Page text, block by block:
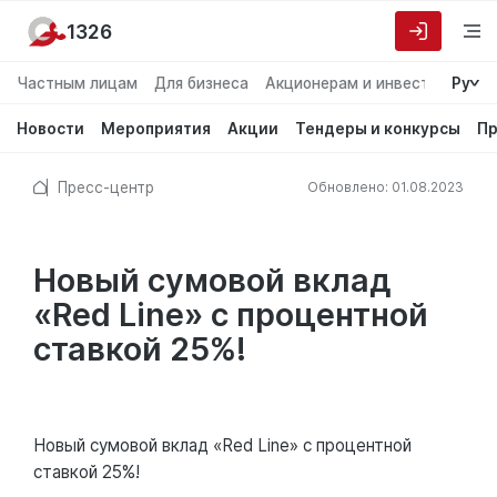
Частным лицам Для бизнеса Акционерам и инвесторам
Ру
Новости Мероприятия Акции Тендеры и конкурсы
1326
Пресс-центр Обновлено: 01.08.2023
Новый сумовой вклад
«Red Line» с процентной
ставкой 25%!
Новый сумовой вклад «Red Line» с процентной
ставкой 25%!